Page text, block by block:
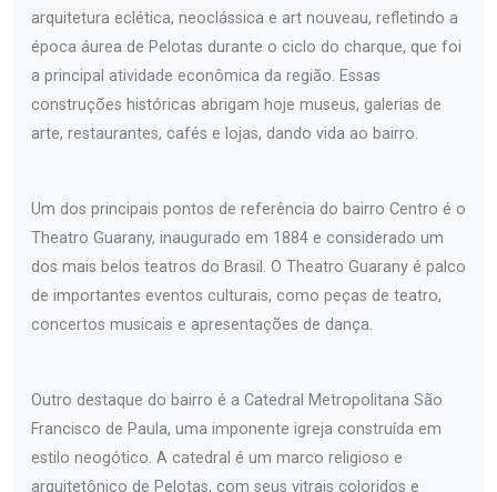
arquitetura eclética, neoclássica e art nouveau, refletindo a
época áurea de Pelotas durante o ciclo do charque, que foi
a principal atividade econômica da região. Essas
construções históricas abrigam hoje museus, galerias de
arte, restaurantes, cafés e lojas, dando vida ao bairro.
Um dos principais pontos de referência do bairro Centro é o
Theatro Guarany, inaugurado em 1884 e considerado um
dos mais belos teatros do Brasil. O Theatro Guarany é palco
de importantes eventos culturais, como peças de teatro,
concertos musicais e apresentações de dança.
Outro destaque do bairro é a Catedral Metropolitana São
Francisco de Paula, uma imponente igreja construída em
estilo neogótico. A catedral é um marco religioso e
arquitetônico de Pelotas, com seus vitrais coloridos e